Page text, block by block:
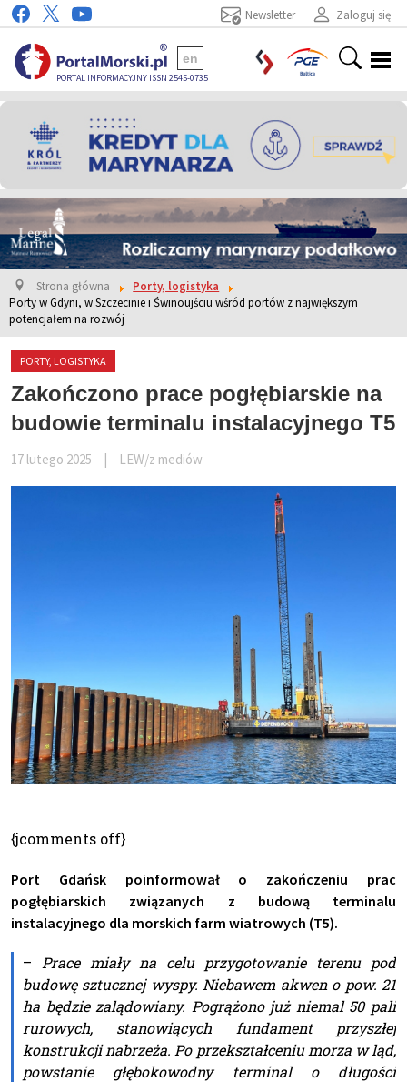
Zaloguj się
Newsletter
PORTAL INFORMACYJNY ISSN 2545-0735
en
Strona główna
Porty, logistyka
Porty w Gdyni, w Szczecinie i Świnoujściu wśród portów z największym
potencjałem na rozwój
PORTY, LOGISTYKA
Zakończono prace pogłębiarskie na
budowie terminalu instalacyjnego T5
17 lutego 2025 LEW/z mediów
{jcomments off}
Port Gdańsk poinformował o zakończeniu prac
pogłębiarskich związanych z budową terminalu
instalacyjnego dla morskich farm wiatrowych (T5).
– Prace miały na celu przygotowanie terenu pod
budowę sztucznej wyspy. Niebawem akwen o pow. 21
ha będzie zalądowiany. Pogrążono już niemal 50 pali
rurowych, stanowiących fundament przyszłej
konstrukcji nabrzeża. Po przekształceniu morza w ląd,
powstanie głębokowodny terminal o długości